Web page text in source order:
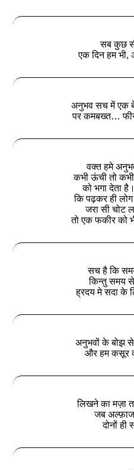
सब कुछ
एक दिन हम भी,
अनुभव सच में एक
पर कमबख्त…
वक्त हमे
कभी ऊंची तो कभी
को भगा देता
कि पढ़कर ही
जरा सी चोट
तो एक फकीर को
सच है कि
किन्तु समय
ह्रदय मे सदा के
अनुभवों के बोझ
और हम कसूर
लिखने का मज़ा
जब
दोनों ही